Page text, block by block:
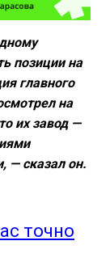
позиции на
главного
на
их завод —
— сказал он.
точно